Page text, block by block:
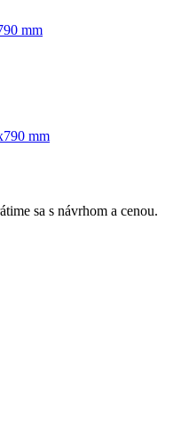
mm
mm
sa s návrhom a cenou.